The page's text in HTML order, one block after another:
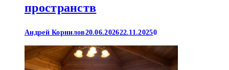
пространств
Андрей Корнилов20.06.202622.11.20250